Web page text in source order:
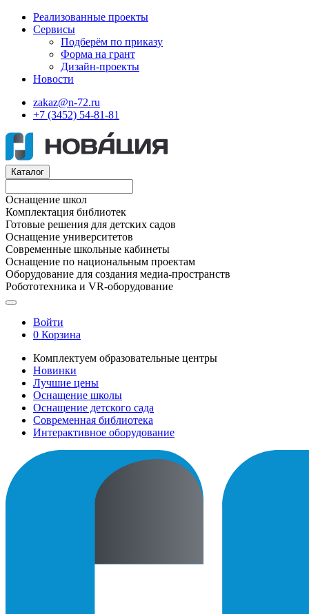
Реализованные проекты
Сервисы
Подберём по приказу
Форма на грант
Дизайн-проекты
Новости
zakaz@n-72.ru
+7 (3452) 54-81-81
Каталог
Оснащение школ
Комплектация библиотек
Готовые решения для детских садов
Оснащение университетов
Современные школьные кабинеты
Оснащение по национальным проектам
Оборудование для создания медиа-пространств
Робототехника и VR-оборудование
Войти
0 Корзина
Комплектуем образовательные центры
Новинки
Лучшие цены
Оснащение школы
Оснащение детского сада
Современная библиотека
Интерактивное оборудование